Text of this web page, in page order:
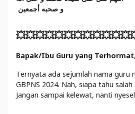
و صحبه أجمعين
Bapak/Ibu Guru yang
Ternyata ada sejumlah nama guru
GBPNS 2024. Nah, siapa tahu
Jangan sampai kelewat, nanti